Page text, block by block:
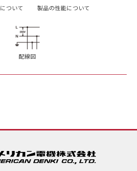
ついて 製品の性能について
配線図